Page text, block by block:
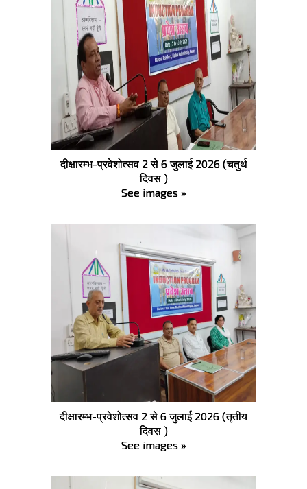
दीक्षारम्भ-प्रवेशोत्सव 2 से 6 जुलाई 2026 (चतुर्थ
दिवस )
See images »
दीक्षारम्भ-प्रवेशोत्सव 2 से 6 जुलाई 2026 (तृतीय
दिवस )
See images »